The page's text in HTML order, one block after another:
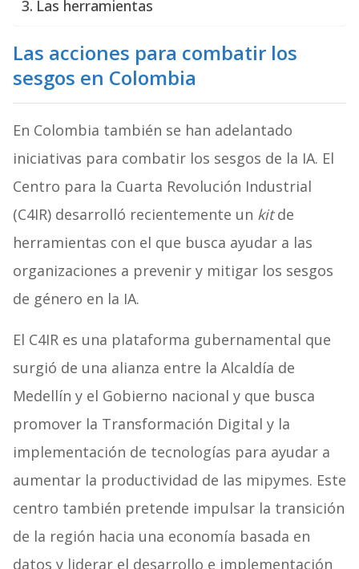
Las herramientas
Las acciones para combatir los
sesgos en Colombia
En Colombia también se han adelantado
iniciativas para combatir los sesgos de la IA. El
Centro para la Cuarta Revolución Industrial
(C4IR) desarrolló recientemente un kitde
herramientas con el que busca ayudar a las
organizaciones a prevenir y mitigar los sesgos
de género en la IA.
El C4IR es una plataforma gubernamental que
surgió de una alianza entre la Alcaldía de
Medellín y el Gobierno nacional y que busca
promover la Transformación Digital y la
implementación de tecnologías para ayudar a
aumentar la productividad de las mipymes. Este
centro también pretende impulsar la transición
de la región hacia una economía basada en
datos y liderar el desarrollo e implementación